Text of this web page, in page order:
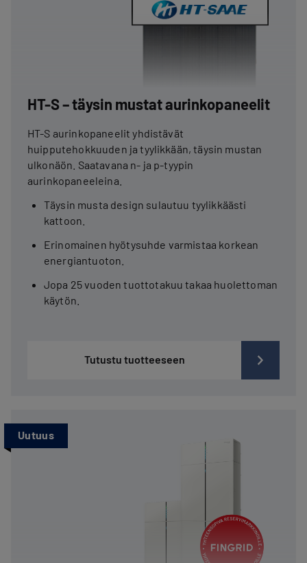
HT-S – täysin mustat aurinkopaneelit
HT-S aurinkopaneelit yhdistävät
huipputehokkuuden ja tyylikkään, täysin mustan
ulkonäön. Saatavana n- ja p-tyypin
aurinkopaneeleina.
Täysin musta design sulautuu tyylikkäästi
kattoon.
Erinomainen hyötysuhde varmistaa korkean
energiantuoton.
Jopa 25 vuoden tuottotakuu takaa huolettoman
käytön.
Tutustu tuotteeseen
Uutuus